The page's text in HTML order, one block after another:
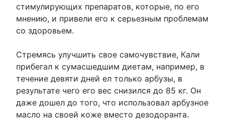
стимулирующих препаратов, которые, по его
мнению, и привели его к серьезным проблемам
со здоровьем.
Стремясь улучшить свое самочувствие, Кали
прибегал к сумасшедшим диетам, например, в
течение девяти дней ел только арбузы, в
результате чего его вес снизился до 85 кг. Он
даже дошел до того, что использовал арбузное
масло на своей коже вместо дезодоранта.